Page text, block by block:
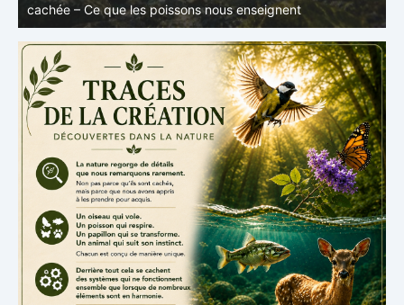
cachée – Ce que les poissons nous enseignent